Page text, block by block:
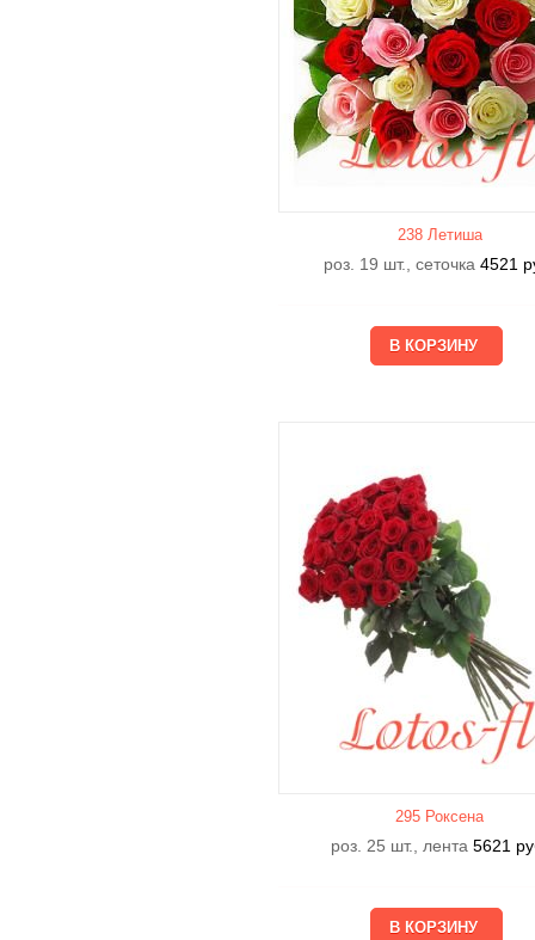
238 Летишa
роз. 19 шт., сеточка4521
295 Роксена
роз. 25 шт., лента5621